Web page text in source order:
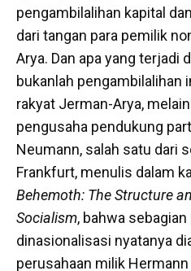
pengambilalihan kapital
dari tangan para pemilik
Arya. Dan apa yang terjadi
bukanlah pengambilalihan
rakyat Jerman-Arya,
pengusaha pendukung
Neumann, salah satu dari
Frankfurt, menulis dalam
Behemoth: The Structure
Socialism, bahwa
dinasionalisasi nyatanya
perusahaan milik